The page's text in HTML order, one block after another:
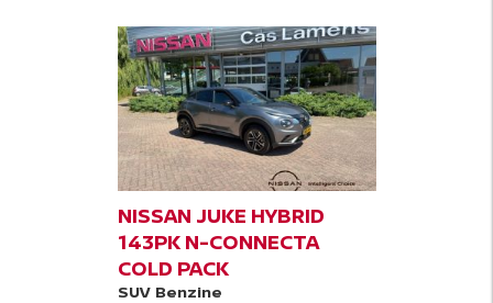
NISSAN JUKE HYBRID
143PK N-CONNECTA
COLD PACK
SUV Benzine